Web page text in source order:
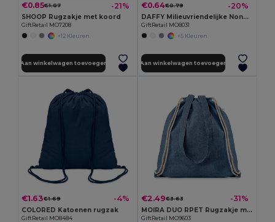
€0.85€1.07 -21%
SHOOP Rugzakje met koord
GiftRetail MO7208
+12 Kleuren
Aan winkelwagen toevoegen
€0.64€0.79 -20%
DAFFY Milieuvriendelijke Nonwoven Trekkoordtas 80gr
GiftRetail MO8031
+5 Kleuren
Aan winkelwagen toevoegen
€1.63€1.69 -4%
COLORED Katoenen rugzak
GiftRetail MO8484
€2.49€3.63 -31%
MOIRA DUO RPET Rugzakje met koord
GiftRetail MO9603